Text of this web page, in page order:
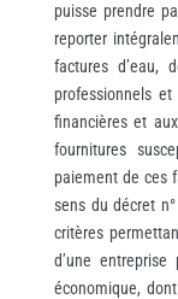
puisse prendre
reporter
factures d’eau,
professionnels
financières et
fournitures
paiement de ces
sens du décret
critères
d’une
économique,